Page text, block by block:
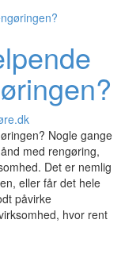
Nogle gange
med rengøring,
Det er nemlig
eller får det hele
påvirke
hvor rent